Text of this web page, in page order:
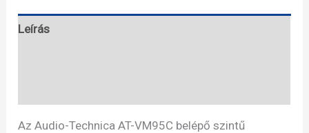
Leírás
Az Audio-Technica AT-VM95C belépő szintű